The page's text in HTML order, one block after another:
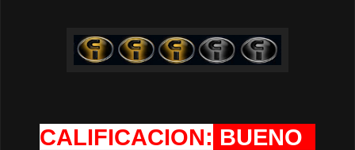
CALIFICACION: BUENO